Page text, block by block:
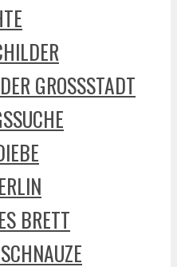
GROSSSTADT
BRETT